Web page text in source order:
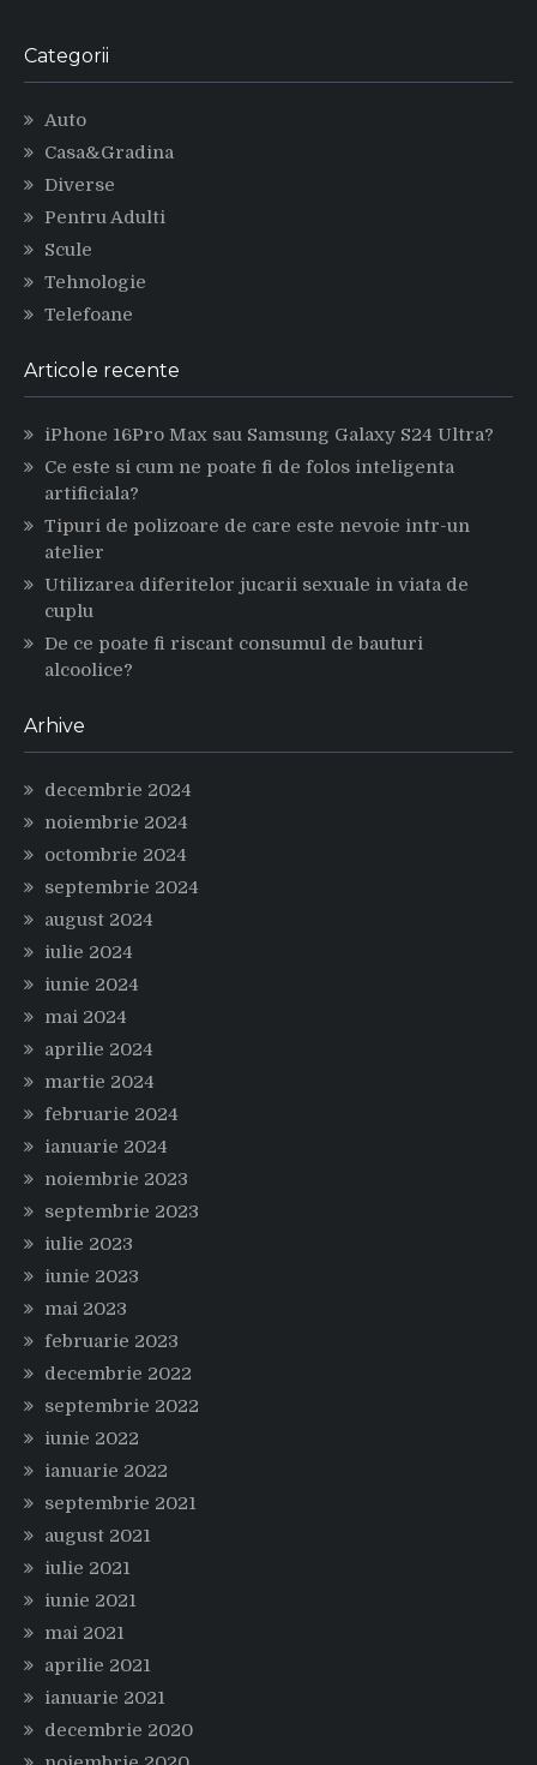
Categorii
Auto
Casa&Gradina
Diverse
Pentru Adulti
Scule
Tehnologie
Telefoane
Articole recente
iPhone 16Pro Max sau Samsung Galaxy S24 Ultra?
Ce este si cum ne poate fi de folos inteligenta
artificiala?
Tipuri de polizoare de care este nevoie intr-un
atelier
Utilizarea diferitelor jucarii sexuale in viata de
cuplu
De ce poate fi riscant consumul de bauturi
alcoolice?
Arhive
decembrie 2024
noiembrie 2024
octombrie 2024
septembrie 2024
august 2024
iulie 2024
iunie 2024
mai 2024
aprilie 2024
martie 2024
februarie 2024
ianuarie 2024
noiembrie 2023
septembrie 2023
iulie 2023
iunie 2023
mai 2023
februarie 2023
decembrie 2022
septembrie 2022
iunie 2022
ianuarie 2022
septembrie 2021
august 2021
iulie 2021
iunie 2021
mai 2021
aprilie 2021
ianuarie 2021
decembrie 2020